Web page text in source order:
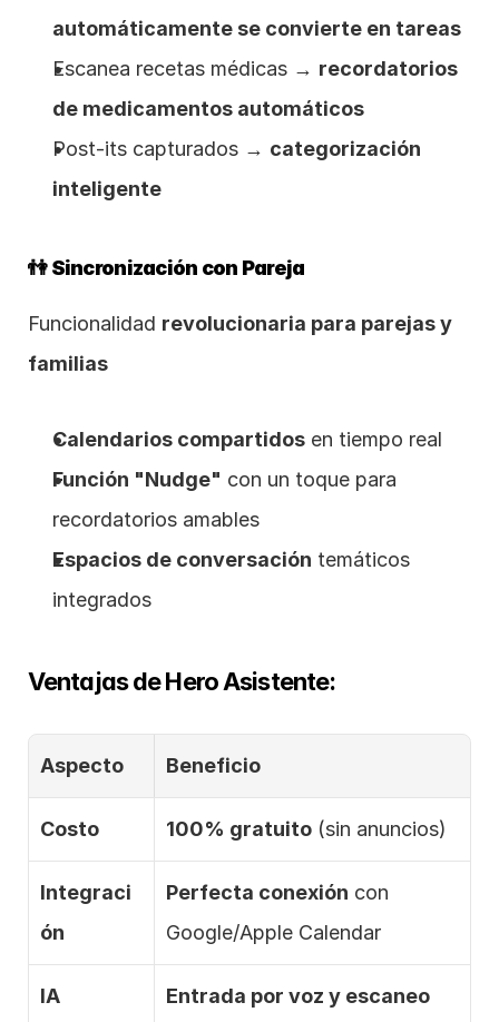
automáticamente se convierte en tareas
Escanea recetas médicas → recordatorios
de medicamentos automáticos
Post-its capturados → categorización
inteligente
👫 Sincronización con Pareja
Funcionalidad revolucionaria para parejas y
familias
Calendarios compartidos en tiempo real
Función "Nudge" con un toque para
recordatorios amables
Espacios de conversación temáticos
integrados
Ventajas de Hero Asistente:
Aspecto Beneficio
Costo 100% gratuito (sin anuncios)
Integraci
ón
Perfecta conexión con
Google/Apple Calendar
IA
Entrada por voz y escaneo